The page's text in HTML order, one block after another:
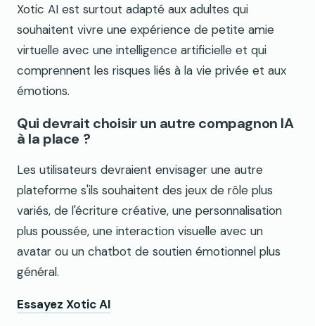
Xotic AI est surtout adapté aux adultes qui
souhaitent vivre une expérience de petite amie
virtuelle avec une intelligence artificielle et qui
comprennent les risques liés à la vie privée et aux
émotions.
Qui devrait choisir un autre compagnon IA
à la place ?
Les utilisateurs devraient envisager une autre
plateforme s'ils souhaitent des jeux de rôle plus
variés, de l'écriture créative, une personnalisation
plus poussée, une interaction visuelle avec un
avatar ou un chatbot de soutien émotionnel plus
général.
Essayez Xotic AI